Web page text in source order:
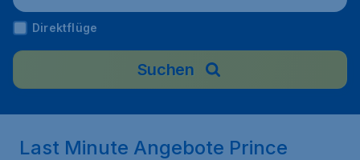
e), Kanada
Direktflüge
Suchen
Last Minute Angebote Prince